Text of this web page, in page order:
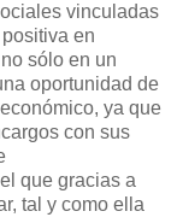
vinculadas
en
sólo en un
oportunidad de
ya que
con sus
que gracias a
tal y como ella